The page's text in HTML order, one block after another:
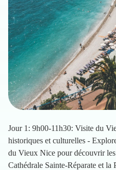
Jour 1: 9h00-11h30: Visite du
historiques et culturelles -
du Vieux Nice pour découvrir
Cathédrale Sainte-Réparate et la